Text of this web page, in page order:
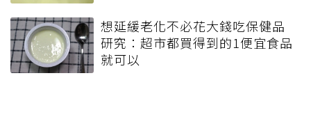
想延緩老化不必花大錢吃保健品
研究：超市都買得到的1便宜食品
就可以